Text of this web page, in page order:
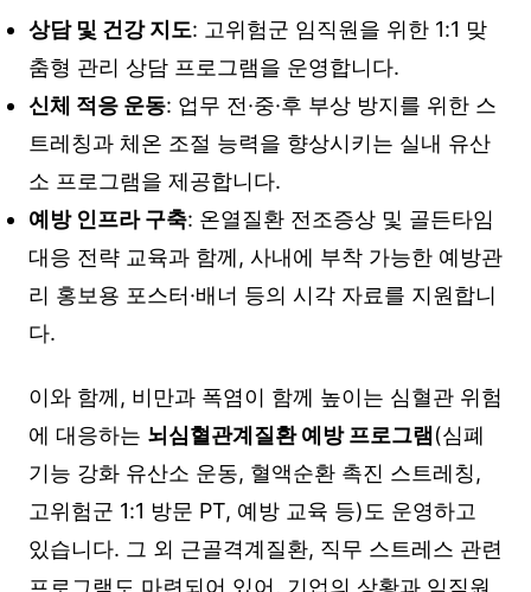
상담 및 건강 지도: 고위험군 임직원을 위한 1:1 맞
춤형 관리 상담 프로그램을 운영합니다.
신체 적응 운동: 업무 전·중·후 부상 방지를 위한 스
트레칭과 체온 조절 능력을 향상시키는 실내 유산
소 프로그램을 제공합니다.
예방 인프라 구축: 온열질환 전조증상 및 골든타임
대응 전략 교육과 함께, 사내에 부착 가능한 예방관
리 홍보용 포스터·배너 등의 시각 자료를 지원합니
다.
이와 함께, 비만과 폭염이 함께 높이는 심혈관 위험
에 대응하는 뇌심혈관계질환 예방 프로그램(심폐
기능 강화 유산소 운동, 혈액순환 촉진 스트레칭,
고위험군 1:1 방문 PT, 예방 교육 등)도 운영하고
있습니다. 그 외 근골격계질환, 직무 스트레스 관련
프로그램도 마련되어 있어, 기업의 상황과 임직원